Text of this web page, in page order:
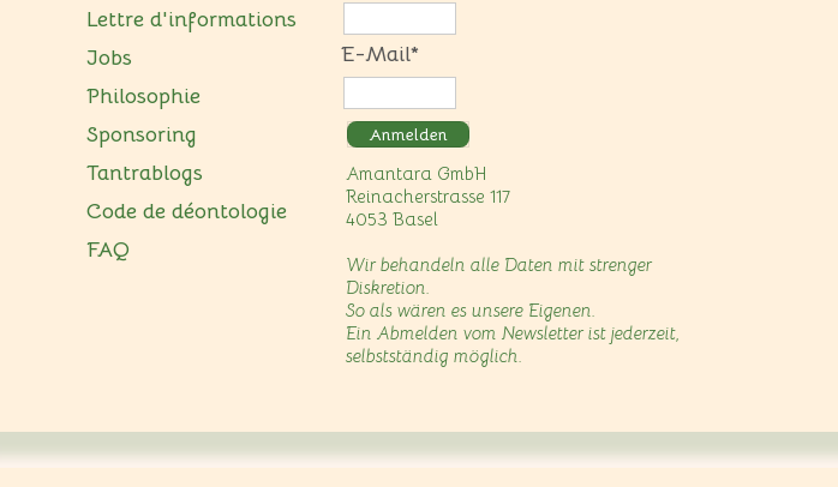
Lettre d'informations
Jobs
Philosophie
Sponsoring
Tantrablogs
Code de déontologie
FAQ
E-Mail*
Anmelden
Amantara GmbH
Reinacherstrasse 117
4053 Basel
Wir behandeln alle Daten mit strenger
Diskretion.
So als wären es unsere Eigenen.
Ein Abmelden vom Newsletter ist jederzeit,
selbstständig möglich.